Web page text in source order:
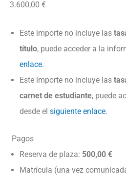
3.600,00 €
Este importe no incluye las
título, puede acceder a la
enlace.
Este importe no incluye las
carnet de estudiante, puede
desde el siguiente enlace.
Pagos
Reserva de plaza: 500,00 €
Matrícula (una vez